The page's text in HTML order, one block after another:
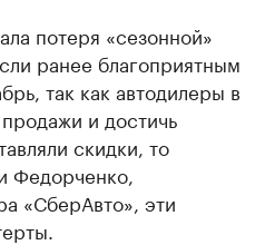
потеря «сезонной»
ранее благоприятным
так как автодилеры в
и достичь
скидки, то
Федорченко,
«СберАвто», эти